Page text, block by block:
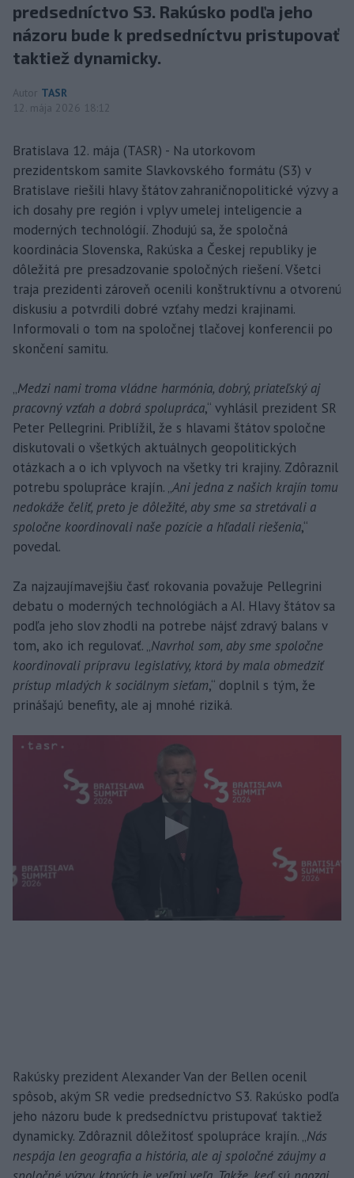
predsedníctvo S3. Rakúsko podľa jeho
názoru bude k predsedníctvu pristupovať
taktiež dynamicky.
Autor TASR
12. mája 2026 18:12
Bratislava 12. mája (TASR) - Na utorkovom
prezidentskom samite Slavkovského formátu (S3) v
Bratislave riešili hlavy štátov zahraničnopolitické výzvy a
ich dosahy pre región i vplyv umelej inteligencie a
moderných technológií. Zhodujú sa, že spoločná
koordinácia Slovenska, Rakúska a Českej republiky je
dôležitá pre presadzovanie spoločných riešení. Všetci
traja prezidenti zároveň ocenili konštruktívnu a otvorenú
diskusiu a potvrdili dobré vzťahy medzi krajinami.
Informovali o tom na spoločnej tlačovej konferencii po
skončení samitu.
„Medzi nami troma vládne harmónia, dobrý, priateľský aj
pracovný vzťah a dobrá spolupráca,“ vyhlásil prezident SR
Peter Pellegrini. Priblížil, že s hlavami štátov spoločne
diskutovali o všetkých aktuálnych geopolitických
otázkach a o ich vplyvoch na všetky tri krajiny. Zdôraznil
potrebu spolupráce krajín. „Ani jedna z našich krajín tomu
nedokáže čeliť, preto je dôležité, aby sme sa stretávali a
spoločne koordinovali naše pozície a hľadali riešenia,“
povedal.
Za najzaujímavejšiu časť rokovania považuje Pellegrini
debatu o moderných technológiách a AI. Hlavy štátov sa
podľa jeho slov zhodli na potrebe nájsť zdravý balans v
tom, ako ich regulovať. „Navrhol som, aby sme spoločne
koordinovali prípravu legislatívy, ktorá by mala obmedziť
prístup mladých k sociálnym sieťam,“ doplnil s tým, že
prinášajú benefity, ale aj mnohé riziká.
Rakúsky prezident Alexander Van der Bellen ocenil
spôsob, akým SR vedie predsedníctvo S3. Rakúsko podľa
jeho názoru bude k predsedníctvu pristupovať taktiež
dynamicky. Zdôraznil dôležitosť spolupráce krajín. „Nás
nespája len geografia a história, ale aj spoločné záujmy a